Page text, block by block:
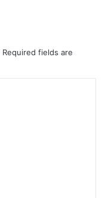
Required fields are